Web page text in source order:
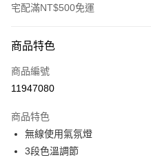
宅配滿NT$500免運
信用卡一次付款
LINE Pay
街口支付
悠遊付
商品特色
商品編號
11947080
商品特色
無線使用氣氛燈
3段色溫調節